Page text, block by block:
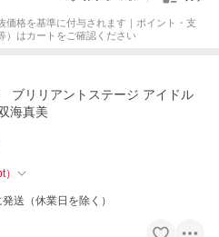
価格を基準に付与されます｜ポイント・支
）はカートをご確認ください
ブリリアントステージ アイドル
海真美
）
送（休業日を除く）